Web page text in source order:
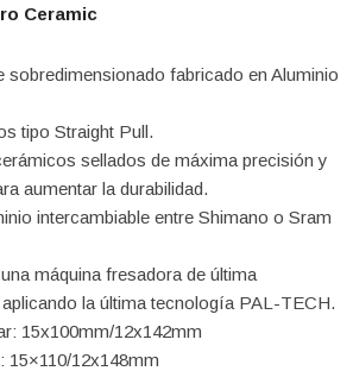
Ceramic
sobredimensionado fabricado en Aluminio
tipo Straight Pull.
sellados de máxima precisión y
aumentar la durabilidad.
intercambiable entre Shimano o Sram
máquina fresadora de última
la última tecnología PAL-TECH.
15x100mm/12x142mm
15×110/12x148mm